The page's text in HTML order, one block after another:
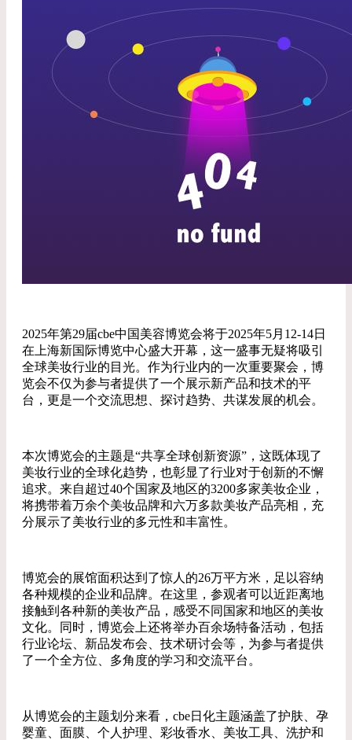
2025年第29届cbe中国美容博览会将于2025年5月12-14日
在上海新国际博览中心盛大开幕，这一盛事无疑将吸引
全球美妆行业的目光。作为行业内的一次重要聚会，博
览会不仅为参与者提供了一个展示新产品和技术的平
台，更是一个交流思想、探讨趋势、共谋发展的机会。
本次博览会的主题是“共享全球创新资源”，这既体现了
美妆行业的全球化趋势，也彰显了行业对于创新的不懈
追求。来自超过40个国家及地区的3200多家美妆企业，
将携带着万余个美妆品牌和六万多款美妆产品亮相，充
分展示了美妆行业的多元性和丰富性。
博览会的展馆面积达到了惊人的26万平方米，足以容纳
各种规模的企业和品牌。在这里，参观者可以近距离地
接触到各种新的美妆产品，感受不同国家和地区的美妆
文化。同时，博览会上还将举办百余场特备活动，包括
行业论坛、新品发布会、技术研讨会等，为参与者提供
了一个全方位、多角度的学习和交流平台。
从博览会的主题划分来看，cbe日化主题涵盖了护肤、孕
婴童、面膜、个人护理、彩妆香水、美妆工具、洗护和